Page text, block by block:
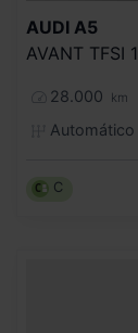
AUDI A5
AVANT TFSI
28.000 km
Automático
C